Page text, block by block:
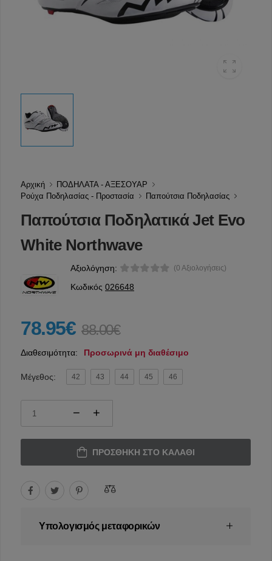
Αρχική
ΠΟΔΗΛΑΤΑ - ΑΞΕΣΟΥΑΡ
Ρούχα Ποδηλασίας - Προστασία
Παπούτσια Ποδηλασίας
Παπούτσια Ποδηλατικά Jet Evo
White Northwave
Αξιολόγηση: (0 Αξιολογήσεις)
Κωδικός 026648
78.95€ 88.00€
Διαθεσιμότητα: Προσωρινά μη διαθέσιμο
Μέγεθος: 42 43 44 45 46
ΠΡΟΣΘΉΚΗ ΣΤΟ ΚΑΛΆΘΙ
Υπολογισμός μεταφορικών